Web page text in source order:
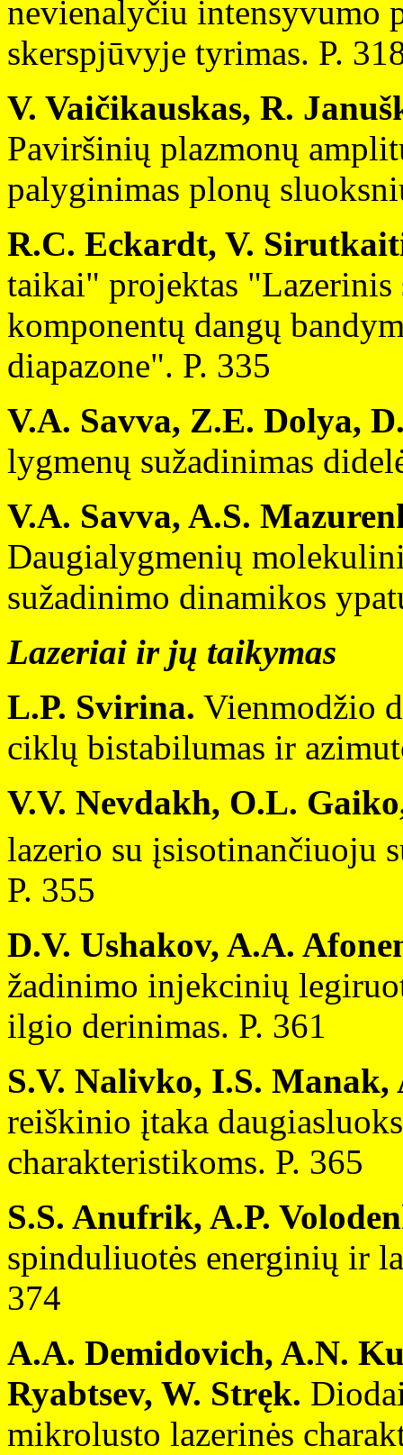
nevienalyčiu intensyvumo
skerspjūvyje tyrimas. P.
V. Vaičikauskas, R.
Paviršinių plazmonų
palyginimas plonų
R.C. Eckardt, V.
taikai" projektas
komponentų dangų
diapazone". P. 335
V.A. Savva, Z.E. Dolya,
lygmenų sužadinimas
V.A. Savva, A.S.
Daugialygmenių
sužadinimo dinamikos
Lazeriai ir jų taikymas
L.P. Svirina. Vienmodžio
ciklų bistabilumas ir
V.V. Nevdakh, O.L.
lazerio su įsisotinančiuoju
P. 355
D.V. Ushakov, A.A.
žadinimo injekcinių
ilgio derinimas. P. 361
S.V. Nalivko, I.S.
reiškinio įtaka
charakteristikoms. P. 365
S.S. Anufrik, A.P.
spinduliuotės energinių ir
374
A.A. Demidovich, A.N.
Ryabtsev, W. Stręk.
mikrolusto lazerinės